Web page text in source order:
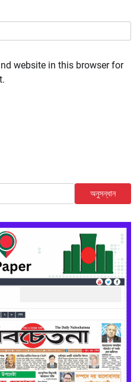
website in this browser for
অনুসন্ধান